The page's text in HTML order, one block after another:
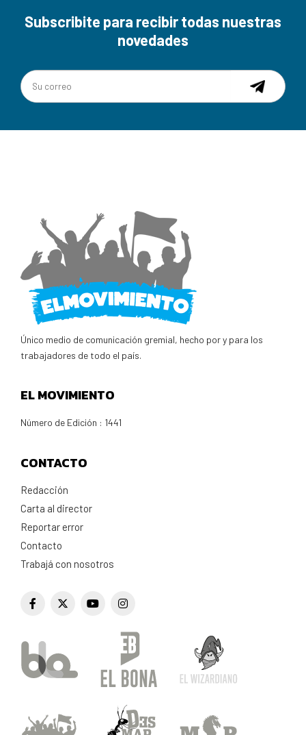
Subscribite para recibir todas nuestras
novedades
Único medio de comunicación gremial, hecho por y para los
trabajadores de todo el país.
EL MOVIMIENTO
Número de Edición : 1441
CONTACTO
Redacción
Carta al director
Reportar error
Contacto
Trabajá con nosotros